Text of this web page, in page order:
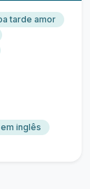
tarde amor
inglês